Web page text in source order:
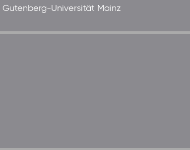
Gutenberg-Universität Mainz